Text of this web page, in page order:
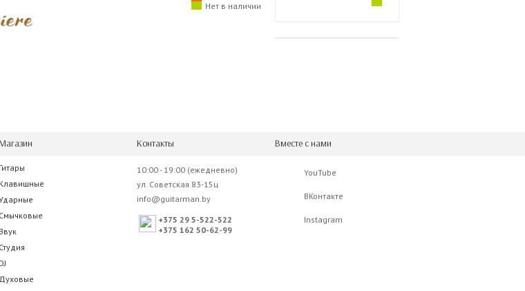
Нет в наличии
Гитары
Клавишные
Смычковые
Звук
Студия
DJ
Духовые
Контакты
10:00 - 19:00 (ежедневно)
ул. Советская 83-15ц
info@guitarman.by
+375 29 5-522-522
+375 162 50-62-99
Вместе с нами
YouTube
ВКонтакте
Instagram